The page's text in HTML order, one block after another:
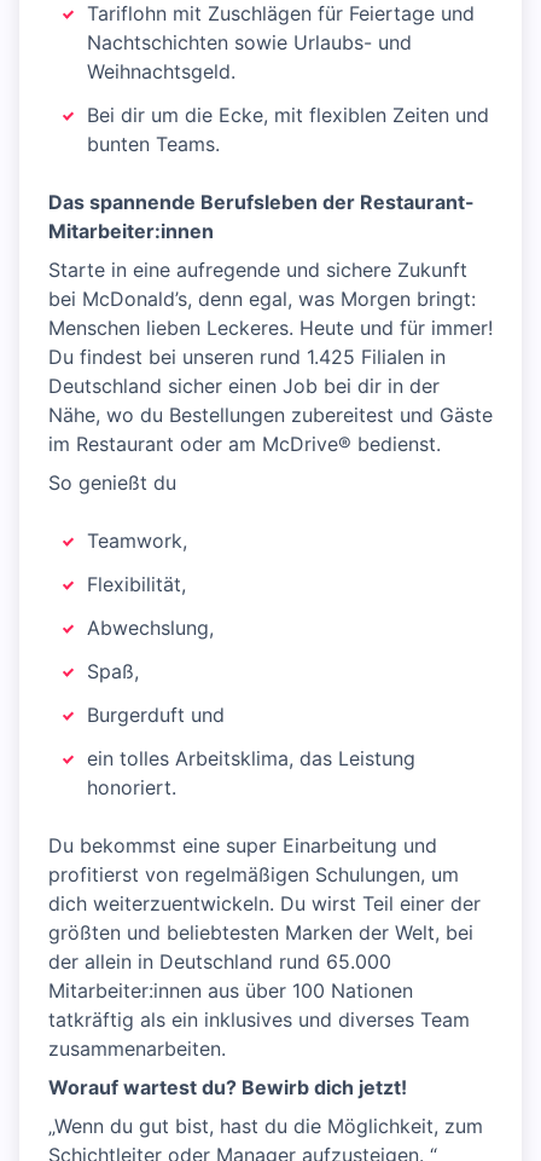
Tariflohn mit Zuschlägen für Feiertage und
Nachtschichten sowie Urlaubs- und
Weihnachtsgeld.
Bei dir um die Ecke, mit flexiblen Zeiten und
bunten Teams.
Das spannende Berufsleben der Restaurant-
Mitarbeiter:innen
Starte in eine aufregende und sichere Zukunft
bei McDonald’s, denn egal, was Morgen bringt:
Menschen lieben Leckeres. Heute und für immer!
Du findest bei unseren rund 1.425 Filialen in
Deutschland sicher einen Job bei dir in der
Nähe, wo du Bestellungen zubereitest und Gäste
im Restaurant oder am McDrive® bedienst.
So genießt du
Teamwork,
Flexibilität,
Abwechslung,
Spaß,
Burgerduft und
ein tolles Arbeitsklima, das Leistung
honoriert.
Du bekommst eine super Einarbeitung und
profitierst von regelmäßigen Schulungen, um
dich weiterzuentwickeln. Du wirst Teil einer der
größten und beliebtesten Marken der Welt, bei
der allein in Deutschland rund 65.000
Mitarbeiter:innen aus über 100 Nationen
tatkräftig als ein inklusives und diverses Team
zusammenarbeiten.
Worauf wartest du? Bewirb dich jetzt!
„Wenn du gut bist, hast du die Möglichkeit, zum
Schichtleiter oder Manager aufzusteigen. “